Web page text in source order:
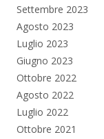
Settembre 2023
Agosto 2023
Luglio 2023
Giugno 2023
Ottobre 2022
Agosto 2022
Luglio 2022
Ottobre 2021